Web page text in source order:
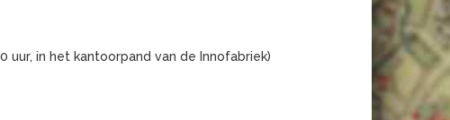
BP Reuver
uur, in het kantoorpand van de Innofabriek)